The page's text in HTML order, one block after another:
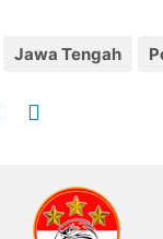
Jawa Tengah